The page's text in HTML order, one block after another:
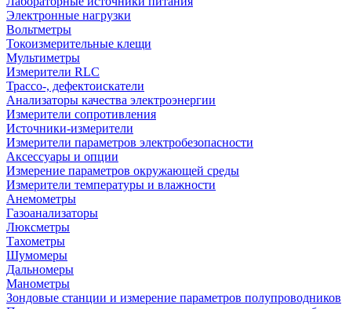
Электронные нагрузки
Вольтметры
Токоизмерительные клещи
Мультиметры
Измерители RLC
Трассо-, дефектоискатели
Анализаторы качества электроэнергии
Измерители сопротивления
Источники-измерители
Измерители параметров электробезопасности
Аксессуары и опции
Измерение параметров окружающей среды
Измерители температуры и влажности
Анемометры
Газоанализаторы
Люксметры
Тахометры
Шумомеры
Дальномеры
Манометры
Зондовые станции и измерение параметров полупроводников